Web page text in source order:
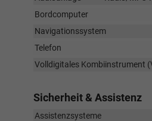
Bordcomputer
Navigationssystem
Telefon
Volldigitales Kombiinstrument
Sicherheit & Assistenz
Assistenzsysteme